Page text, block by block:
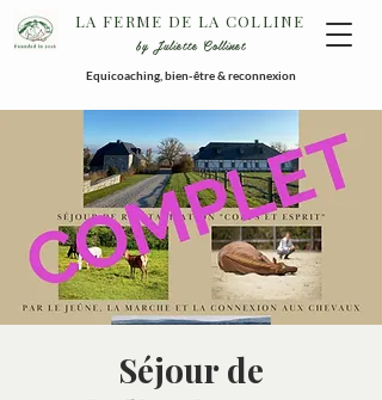
LA FERME DE LA COLLINE
by Juliette Collinet
Equicoaching, bien-être & reconnexion
Séjour de